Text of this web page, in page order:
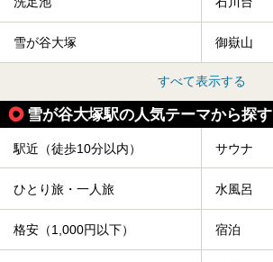
雪が谷大塚 御嶽山
すべて表示する
雪が谷大塚駅の人気テーマから探す
駅近（徒歩10分以内） サウナ
ひとり旅・一人旅 水風呂
格安（1,000円以下） 宿泊